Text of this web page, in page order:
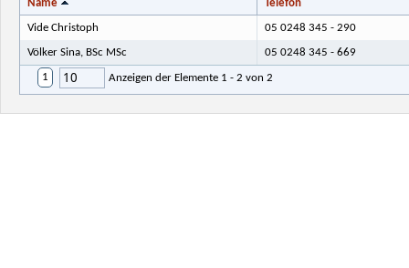
Name Telefon
Vide Christoph 05 0248 345 - 290
Völker Sina, BSc MSc 05 0248 345 - 669
1 10 Anzeigen der Elemente 1 - 2 von 2